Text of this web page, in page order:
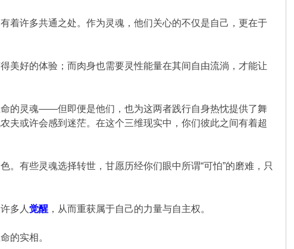
着许多共通之处。作为灵魂，他们关心的不仅是自己，更在于
美好的体验；而肉身也需要灵性能量在其间自由流淌，才能让
的灵魂——但即便是他们，也为这两者践行自身热忱提供了舞
夫或许会感到迷茫。在这个三维现实中，你们彼此之间有着超
有些灵魂选择转世，甘愿历经你们眼中所谓“可怕”的磨难，只
多人觉醒 ，从而重获属于自己的力量与自主权。
的实相。